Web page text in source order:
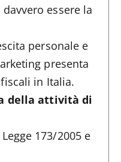
essere la
personale e
presenta
in Italia.
della attività di
173/2005 e